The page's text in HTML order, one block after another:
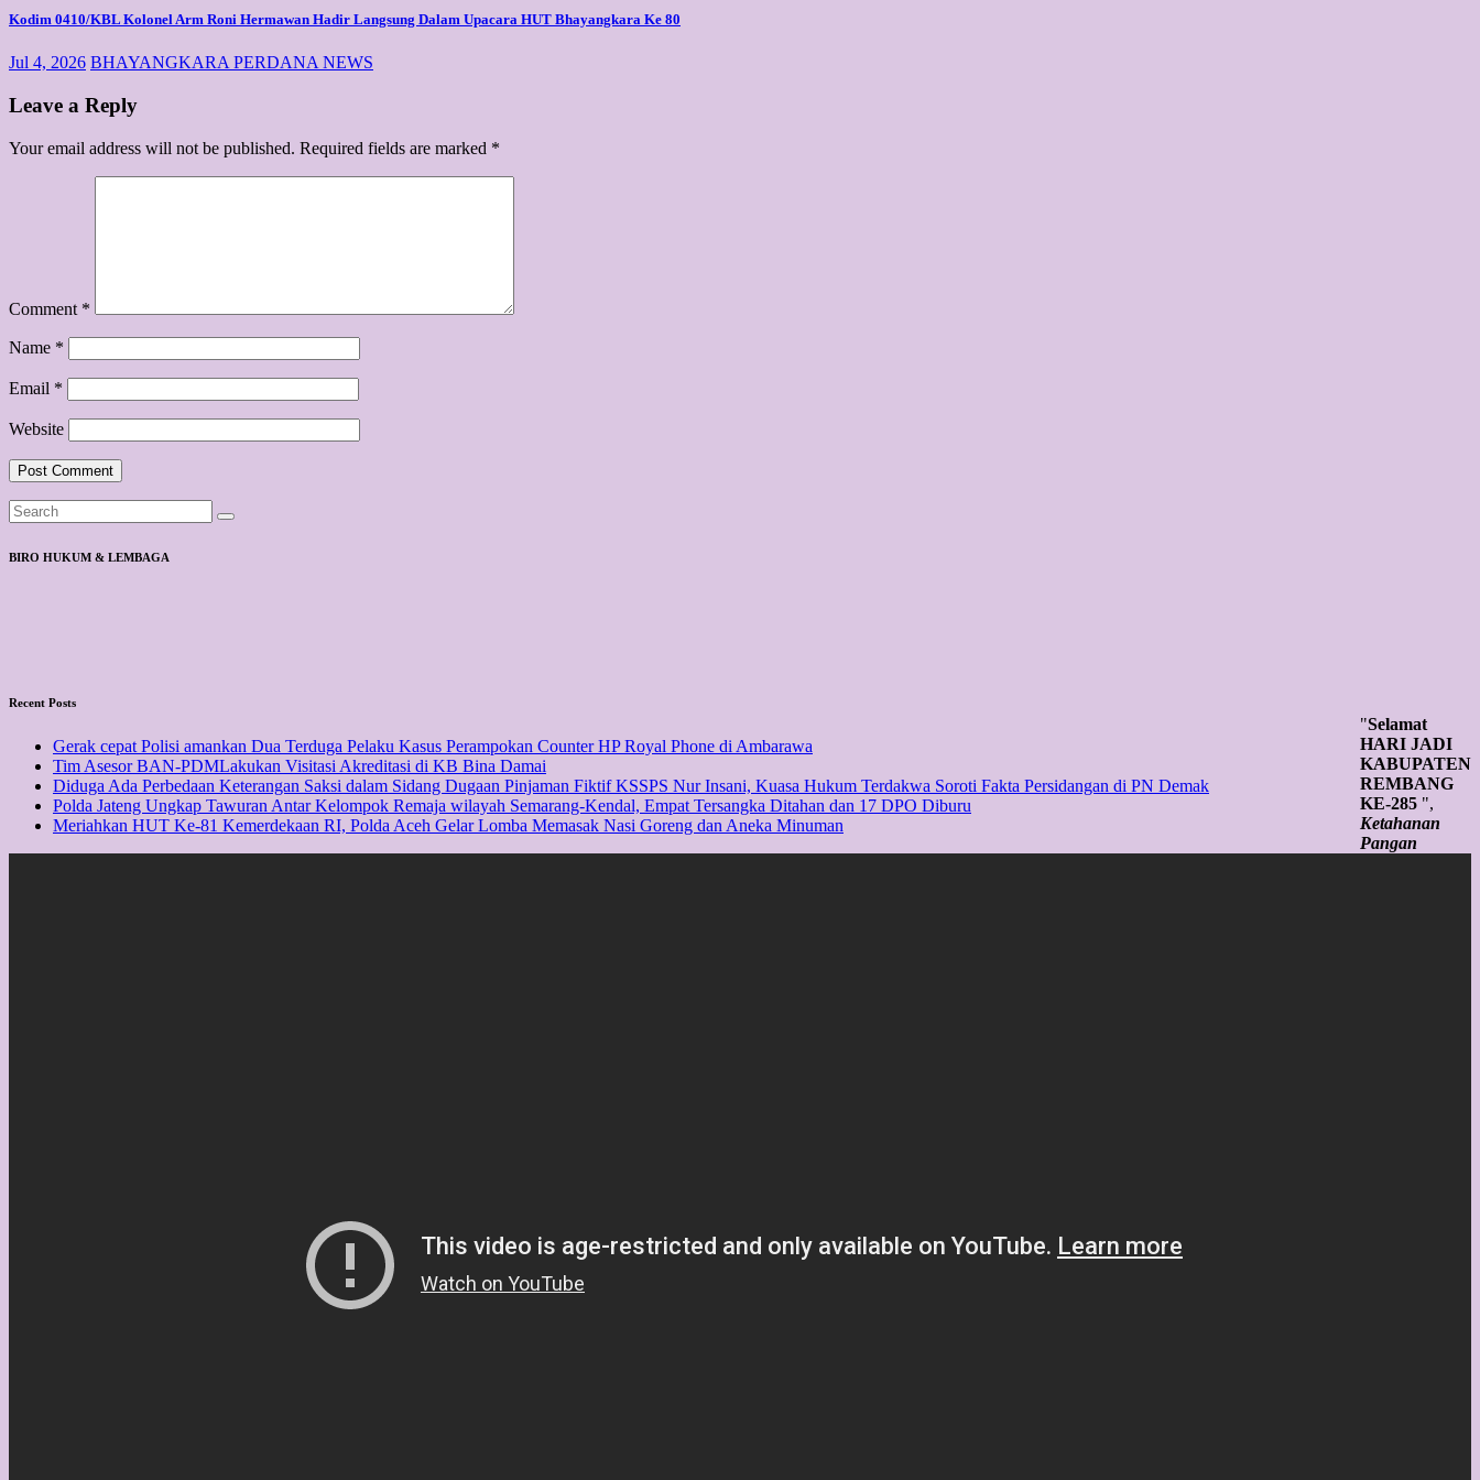
Kodim 0410/KBL Kolonel Arm Roni Hermawan Hadir Langsung Dalam Upacara HUT Bhayangkara Ke 80
Jul 4, 2026 BHAYANGKARA PERDANA NEWS
Leave a Reply
Your email address will not be published. Required fields are marked *
Comment *
Name *
Email *
Website
BIRO HUKUM & LEMBAGA
"Selamat
HARI JADI
KABUPATEN
REMBANG
KE-285 ",
Ketahanan
Pangan
Recent Posts
Gerak cepat Polisi amankan Dua Terduga Pelaku Kasus Perampokan Counter HP Royal Phone di Ambarawa
Tim Asesor BAN-PDMLakukan Visitasi Akreditasi di KB Bina Damai
Diduga Ada Perbedaan Keterangan Saksi dalam Sidang Dugaan Pinjaman Fiktif KSSPS Nur Insani, Kuasa Hukum Terdakwa Soroti Fakta Persidangan di PN Demak
Polda Jateng Ungkap Tawuran Antar Kelompok Remaja wilayah Semarang-Kendal, Empat Tersangka Ditahan dan 17 DPO Diburu
Meriahkan HUT Ke-81 Kemerdekaan RI, Polda Aceh Gelar Lomba Memasak Nasi Goreng dan Aneka Minuman